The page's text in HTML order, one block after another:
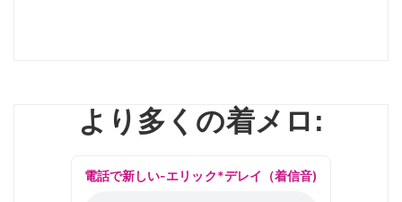
より多くの着メロ:
電話で新しい-エリック*デレイ（着信音)